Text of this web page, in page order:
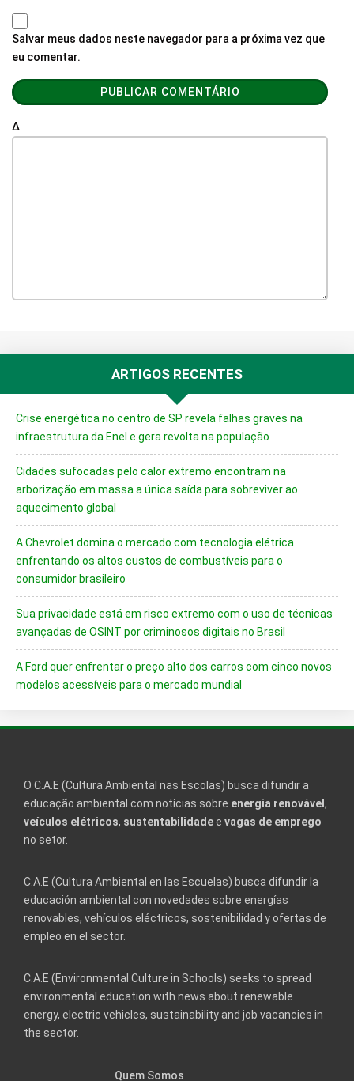
Salvar meus dados neste navegador para a próxima vez que
eu comentar.
Δ
ARTIGOS RECENTES
Crise energética no centro de SP revela falhas graves na
infraestrutura da Enel e gera revolta na população
Cidades sufocadas pelo calor extremo encontram na
arborização em massa a única saída para sobreviver ao
aquecimento global
A Chevrolet domina o mercado com tecnologia elétrica
enfrentando os altos custos de combustíveis para o
consumidor brasileiro
Sua privacidade está em risco extremo com o uso de técnicas
avançadas de OSINT por criminosos digitais no Brasil
A Ford quer enfrentar o preço alto dos carros com cinco novos
modelos acessíveis para o mercado mundial
O C.A.E (Cultura Ambiental nas Escolas) busca difundir a
educação ambiental com notícias sobre energia renovável ,
veículos elétricos, sustentabilidadee vagas de emprego
no setor.
C.A.E (Cultura Ambiental en las Escuelas) busca difundir la
educación ambiental con novedades sobre energías
renovables, vehículos eléctricos, sostenibilidad y ofertas de
empleo en el sector.
C.A.E (Environmental Culture in Schools) seeks to spread
environmental education with news about renewable
energy, electric vehicles, sustainability and job vacancies in
the sector.
Quem Somos